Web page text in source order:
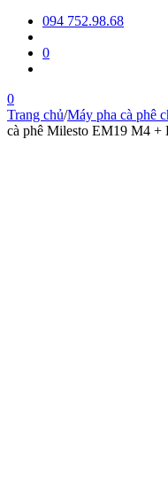
094 752.98.68
0
0
Trang chủ/Máy pha cà phê
cà phê Milesto EM19 M4 +